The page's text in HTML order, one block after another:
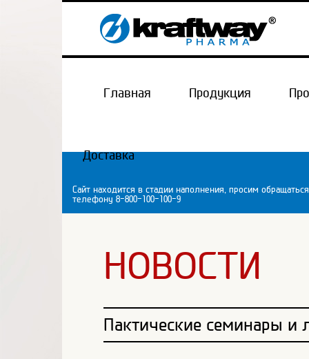
Главная Продукция
Доставка
Сайт находится в стадии наполнения, просим
телефону 8-800-100-100-9
НОВОСТИ
Пактические семинары и